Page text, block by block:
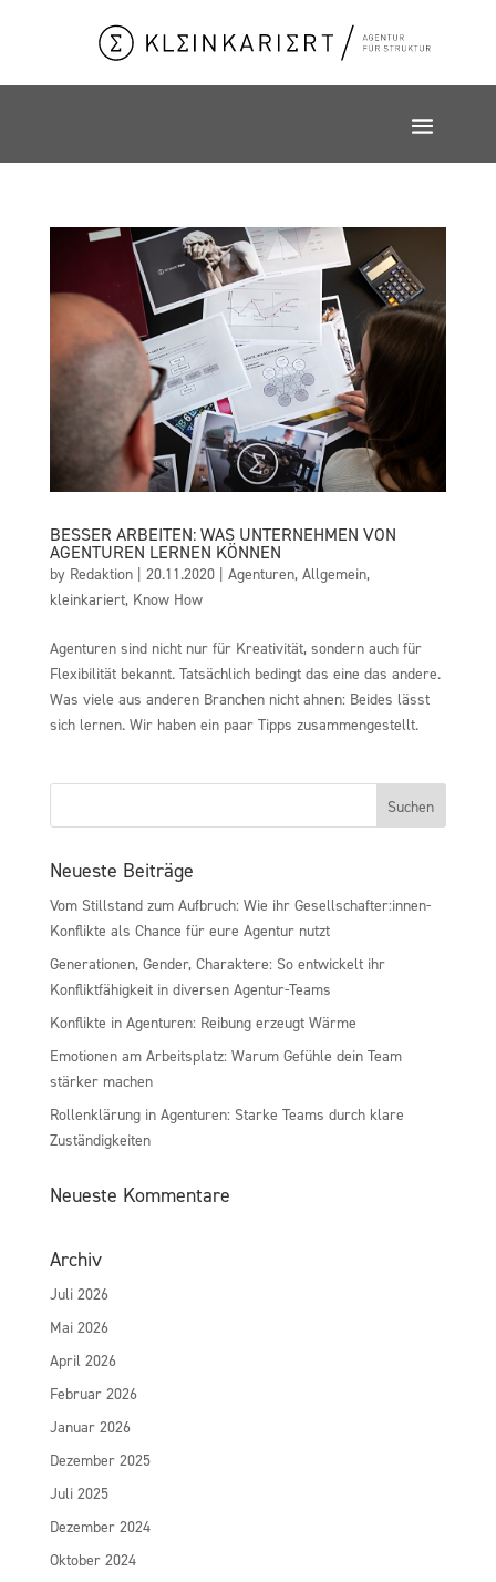
BESSER ARBEITEN: WAS UNTERNEHMEN VON
AGENTUREN LERNEN KÖNNEN
by Redaktion| 20.11.2020| Agenturen, Allgemein,
kleinkariert, Know How
Agenturen sind nicht nur für Kreativität, sondern auch für
Flexibilität bekannt. Tatsächlich bedingt das eine das andere.
Was viele aus anderen Branchen nicht ahnen: Beides lässt
sich lernen. Wir haben ein paar Tipps zusammengestellt.
Neueste Beiträge
Vom Stillstand zum Aufbruch: Wie ihr Gesellschafter:innen-
Konflikte als Chance für eure Agentur nutzt
Generationen, Gender, Charaktere: So entwickelt ihr
Konfliktfähigkeit in diversen Agentur-Teams
Konflikte in Agenturen: Reibung erzeugt Wärme
Emotionen am Arbeitsplatz: Warum Gefühle dein Team
stärker machen
Rollenklärung in Agenturen: Starke Teams durch klare
Zuständigkeiten
Neueste Kommentare
Archiv
Juli 2026
Mai 2026
April 2026
Februar 2026
Januar 2026
Dezember 2025
Juli 2025
Dezember 2024
Oktober 2024